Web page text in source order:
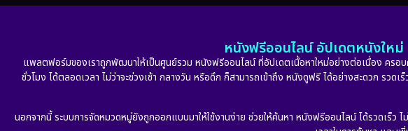
หนังฟรีออนไลน์ อัปเดตหนังให
แพลตฟอร์มของเราถูกพัฒนาให้เป็นศูนย์รวม หนังฟรีออนไลน์ ที่อัปเดตเนื้อหาใหม่อย่างต่อเนื่อง คร
ชั่วโมง ได้ตลอดเวลา ไม่ว่าจะช่วงเช้า กลางวัน หรือดึก ก็สามารถเข้าถึง หนังดูฟรี ได้อย่างสะดวก ร
นอกจากนี้ ระบบการจัดหมวดหมู่ยังถูกออกแบบมาให้ใช้งานง่าย ช่วยให้ค้นหา หนังฟรีออนไลน์ ได้รวดเ